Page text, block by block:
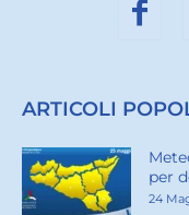
ARTICOLI
per
24